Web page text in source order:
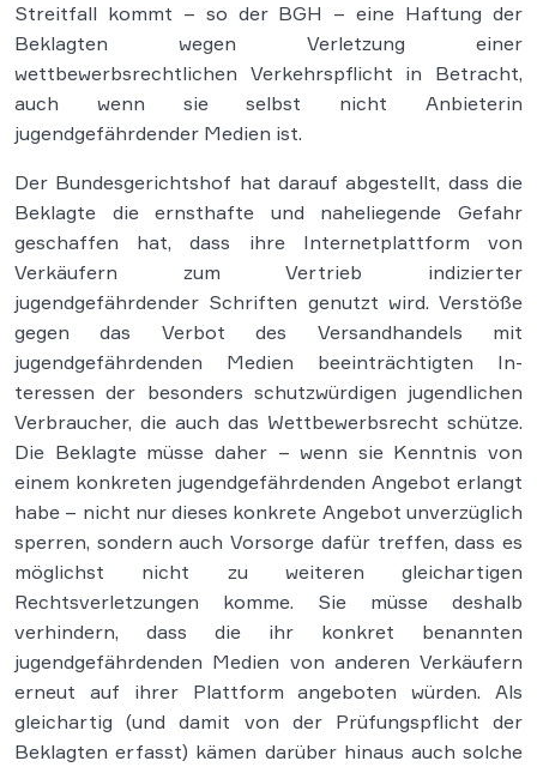
Streitfall kommt – so der BGH – eine Haftung der
Beklagten wegen Verletzung einer
wettbewerbsrechtlichen Verkehrspflicht in Betracht,
auch wenn sie selbst nicht Anbieterin
jugendgefährdender Medien ist.
Der Bundesgerichtshof hat darauf abgestellt, dass die
Beklagte die ernsthafte und naheliegende Gefahr
geschaffen hat, dass ihre Internetplattform von
Verkäufern zum Vertrieb indizierter
jugendgefährdender Schriften genutzt wird. Verstöße
gegen das Verbot des Versandhandels mit
jugendgefährdenden Medien beeinträchtigten In-
teressen der besonders schutzwürdigen jugendlichen
Verbraucher, die auch das Wettbewerbsrecht schütze.
Die Beklagte müsse daher – wenn sie Kenntnis von
einem konkreten jugendgefährdenden Angebot erlangt
habe – nicht nur dieses konkrete Angebot unverzüglich
sperren, sondern auch Vorsorge dafür treffen, dass es
möglichst nicht zu weiteren gleichartigen
Rechtsverletzungen komme. Sie müsse deshalb
verhindern, dass die ihr konkret benannten
jugendgefährdenden Medien von anderen Verkäufern
erneut auf ihrer Plattform angeboten würden. Als
gleichartig (und damit von der Prüfungspflicht der
Beklagten erfasst) kämen darüber hinaus auch solche